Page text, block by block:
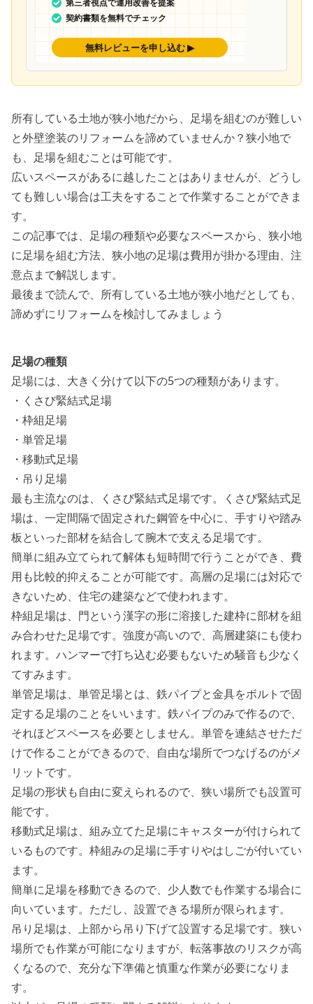
所有している土地が狭小地だから、足場を組むのが難しい
と外壁塗装のリフォームを諦めていませんか？狭小地で
も、足場を組むことは可能です。
広いスペースがあるに越したことはありませんが、どうし
ても難しい場合は工夫をすることで作業することができま
す。
この記事では、足場の種類や必要なスペースから、狭小地
に足場を組む方法、狭小地の足場は費用が掛かる理由、注
意点まで解説します。
最後まで読んで、所有している土地が狭小地だとしても、
諦めずにリフォームを検討してみましょう
足場の種類
足場には、大きく分けて以下の5つの種類があります。
・くさび緊結式足場
・枠組足場
・単管足場
・移動式足場
・吊り足場
最も主流なのは、くさび緊結式足場です。くさび緊結式足
場は、一定間隔で固定された鋼管を中心に、手すりや踏み
板といった部材を結合して腕木で支える足場です。
簡単に組み立てられて解体も短時間で行うことができ、費
用も比較的抑えることが可能です。高層の足場には対応で
きないため、住宅の建築などで使われます。
枠組足場は、門という漢字の形に溶接した建枠に部材を組
み合わせた足場です。強度が高いので、高層建築にも使わ
れます。ハンマーで打ち込む必要もないため騒音も少なく
てすみます。
単管足場は、単管足場とは、鉄パイプと金具をボルトで固
定する足場のことをいいます。鉄パイプのみで作るので、
それほどスペースを必要としません。単管を連結させただ
けで作ることができるので、自由な場所でつなげるのがメ
リットです。
足場の形状も自由に変えられるので、狭い場所でも設置可
能です。
移動式足場は、組み立てた足場にキャスターが付けられて
いるものです。枠組みの足場に手すりやはしごが付いてい
ます。
簡単に足場を移動できるので、少人数でも作業する場合に
向いています。ただし、設置できる場所が限られます。
吊り足場は、上部から吊り下げて設置する足場です。狭い
場所でも作業が可能になりますが、転落事故のリスクが高
くなるので、充分な下準備と慎重な作業が必要になりま
す。